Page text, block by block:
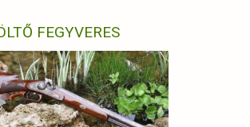
FEGYVERES